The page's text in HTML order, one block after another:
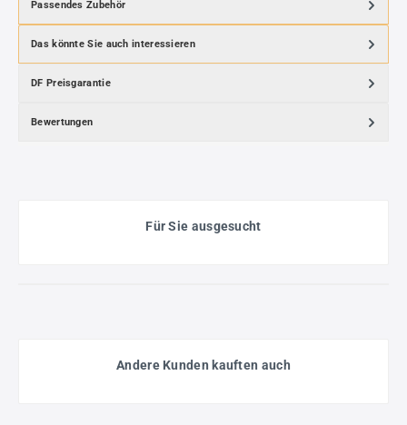
Passendes Zubehör
Das könnte Sie auch interessieren
DF Preisgarantie
Bewertungen
Für Sie ausgesucht
Andere Kunden kauften auch